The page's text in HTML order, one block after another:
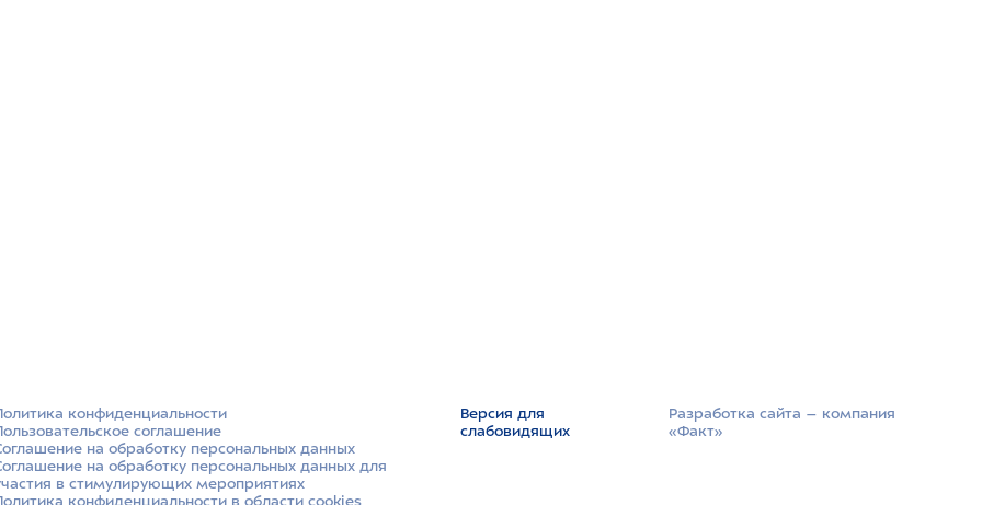
конфиденциальности
соглашение
на обработку персональных данных
на обработку персональных данных для
в стимулирующих мероприятиях
конфиденциальности в области cookies
Версия для
слабовидящих
Разработка сайта –­ компания
«Факт»